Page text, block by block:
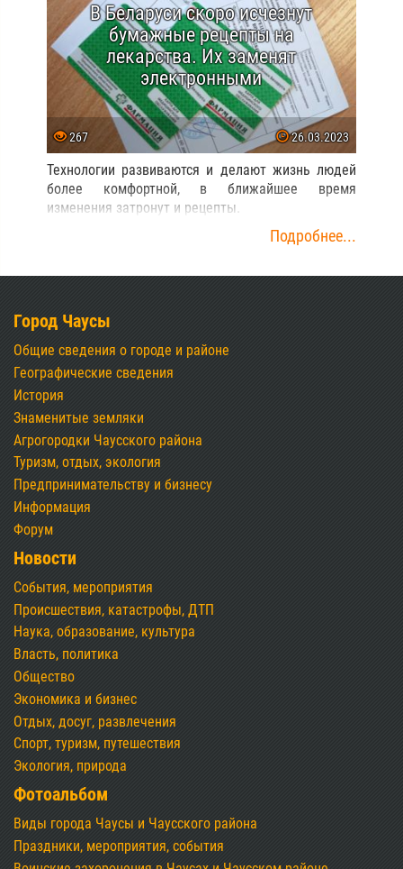
В Беларуси скоро исчезнут
бумажные рецепты на
лекарства. Их заменят
электронными
267 26.03.2023
Технологии развиваются и делают жизнь людей
более комфортной, в ближайшее время
изменения затронут и рецепты.
Подробнее...
Город Чаусы
Общие сведения о городе и районе
Географические сведения
История
Знаменитые земляки
Агрогородки Чаусского района
Туризм, отдых, экология
Предпринимательству и бизнесу
Информация
Форум
Новости
События, мероприятия
Происшествия, катастрофы, ДТП
Наука, образование, культура
Власть, политика
Общество
Экономика и бизнес
Отдых, досуг, развлечения
Спорт, туризм, путешествия
Экология, природа
Фотоальбом
Виды города Чаусы и Чаусского района
Праздники, мероприятия, события